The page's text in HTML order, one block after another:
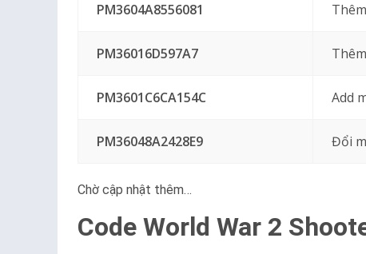
PM3604A8556081
PM36016D597A7
PM3601C6CA154C Add
PM36048A2428E9 Đổi
Chờ cập nhật thêm…
Code World War 2